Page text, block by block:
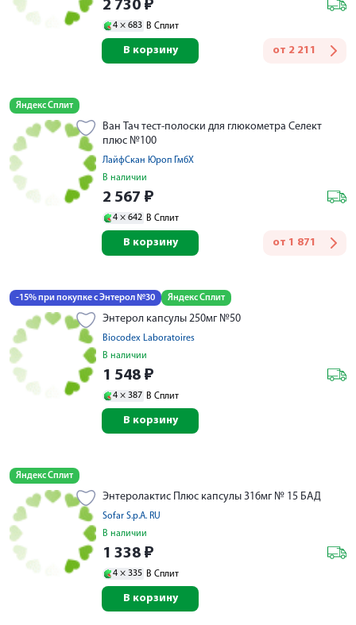
2 730 ₽
4 × 683 В Сплит
от 2 211
В корзину
Яндекс Сплит
Ван Тач тест-полоски для глюкометра Селект
плюс №100
ЛайфСкан Юроп ГмбХ
В наличии
2 567 ₽
4 × 642 В Сплит
от 1 871
В корзину
-15% при покупке с Энтерол №30 Яндекс Сплит
Энтерол капсулы 250мг №50
Biocodex Laboratoires
В наличии
1 548 ₽
4 × 387 В Сплит
В корзину
Яндекс Сплит
Энтеролактис Плюс капсулы 316мг № 15 БАД
Sofar S.p.A. RU
В наличии
1 338 ₽
4 × 335 В Сплит
В корзину